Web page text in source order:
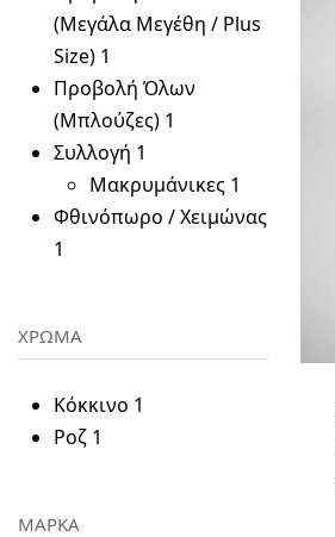
(Μεγάλα Μεγέθη / Plus
Size) 1
Προβολή Όλων
(Μπλούζες) 1
Συλλογή 1
Μακρυμάνικες 1
Φθινόπωρο / Χειμώνας
1
ΧΡΩΜΑ
Κόκκινο 1
Ροζ 1
ΜΑΡΚΑ